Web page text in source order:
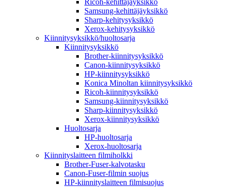
Ricoh-kehittäjäyksikkö
Samsung-kehittäjäyksikkö
Sharp-kehitysyksikkö
Xerox-kehitysyksikkö
Kiinnitysyksikkö/huoltosarja
Kiinnitysyksikkö
Brother-kiinnitysyksikkö
Canon-kiinnitysyksikkö
HP-kiinnitysyksikkö
Konica Minoltan kiinnitysyksikkö
Ricoh-kiinnitysyksikkö
Samsung-kiinnitysyksikkö
Sharp-kiinnitysyksikkö
Xerox-kiinnitysyksikkö
Huoltosarja
HP-huoltosarja
Xerox-huoltosarja
Kiinnityslaitteen filmiholkki
Brother-Fuser-kalvotasku
Canon-Fuser-filmin suojus
HP-kiinnityslaitteen filmisuojus